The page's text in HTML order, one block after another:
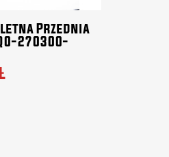
Przednia
270300-